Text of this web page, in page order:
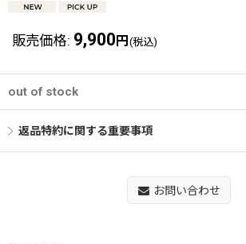
販売価格: 9,900 円 (税込)
out of stock
返品特約に関する重要事項
お問い合わせ